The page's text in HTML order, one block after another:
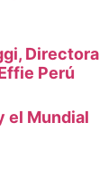
Directora
Perú
el Mundial